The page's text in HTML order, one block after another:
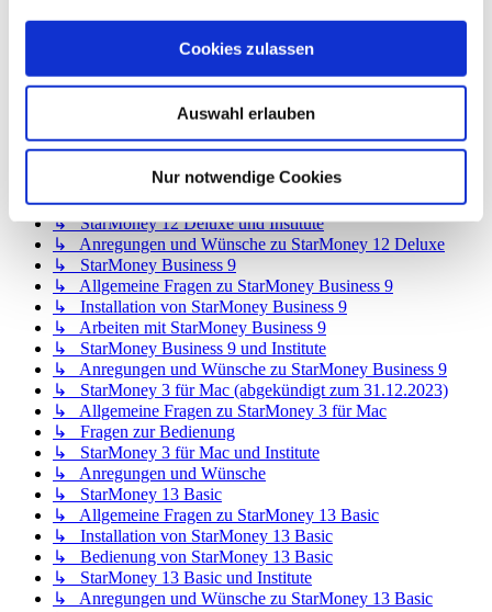
Cookies zulassen
Auswahl erlauben
Nur notwendige Cookies
↳ Installation von StarMoney 12 Basic
↳ Bedienung von StarMoney 12 Basic
↳ Anregungen und Wünsche zu StarMoney 12 Basic
↳ StarMoney 12 Deluxe
↳ Installation von StarMoney 12 Deluxe
↳ Bedienung von StarMoney 12 Deluxe
↳ StarMoney 12 Deluxe und Institute
↳ Anregungen und Wünsche zu StarMoney 12 Deluxe
↳ StarMoney Business 9
↳ Allgemeine Fragen zu StarMoney Business 9
↳ Installation von StarMoney Business 9
↳ Arbeiten mit StarMoney Business 9
↳ StarMoney Business 9 und Institute
↳ Anregungen und Wünsche zu StarMoney Business 9
↳ StarMoney 3 für Mac (abgekündigt zum 31.12.2023)
↳ Allgemeine Fragen zu StarMoney 3 für Mac
↳ Fragen zur Bedienung
↳ StarMoney 3 für Mac und Institute
↳ Anregungen und Wünsche
↳ StarMoney 13 Basic
↳ Allgemeine Fragen zu StarMoney 13 Basic
↳ Installation von StarMoney 13 Basic
↳ Bedienung von StarMoney 13 Basic
↳ StarMoney 13 Basic und Institute
↳ Anregungen und Wünsche zu StarMoney 13 Basic